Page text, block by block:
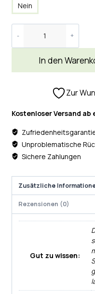
Nein
In den
Zur
Kostenloser Versand
Unproblematische
Sichere Zahlungen
Zusätzliche
Rezensionen (0)
Gut zu wissen: